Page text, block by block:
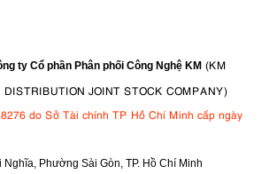
ty Cổ phần Phân phối Công Nghệ KM (KM
DISTRIBUTION JOINT STOCK COMPANY)
do Sở Tài chính TP Hồ Chí Minh cấp ngày
Nghĩa, Phường Sài Gòn, TP. Hồ Chí Minh